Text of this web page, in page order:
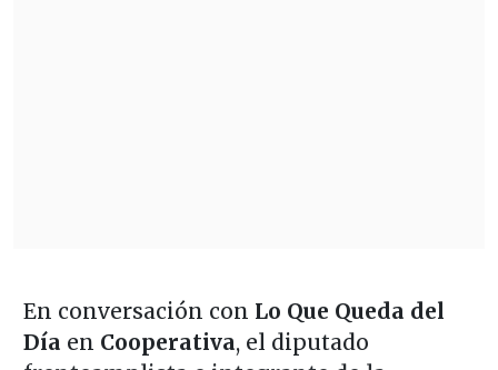
En conversación con Lo Que Queda del
Día en Cooperativa, el diputado